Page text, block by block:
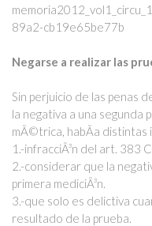
89a2-cb19e65be77b
Negarse a realizar las
Sin perjuicio de las penas
la negativa a una segunda
mÃ©trica, habÃ­a distintas
1.-infracciÃ³n del art. 383
2.-considerar que la
primera mediciÃ³n.
3.-que solo es delictiva
resultado de la prueba.